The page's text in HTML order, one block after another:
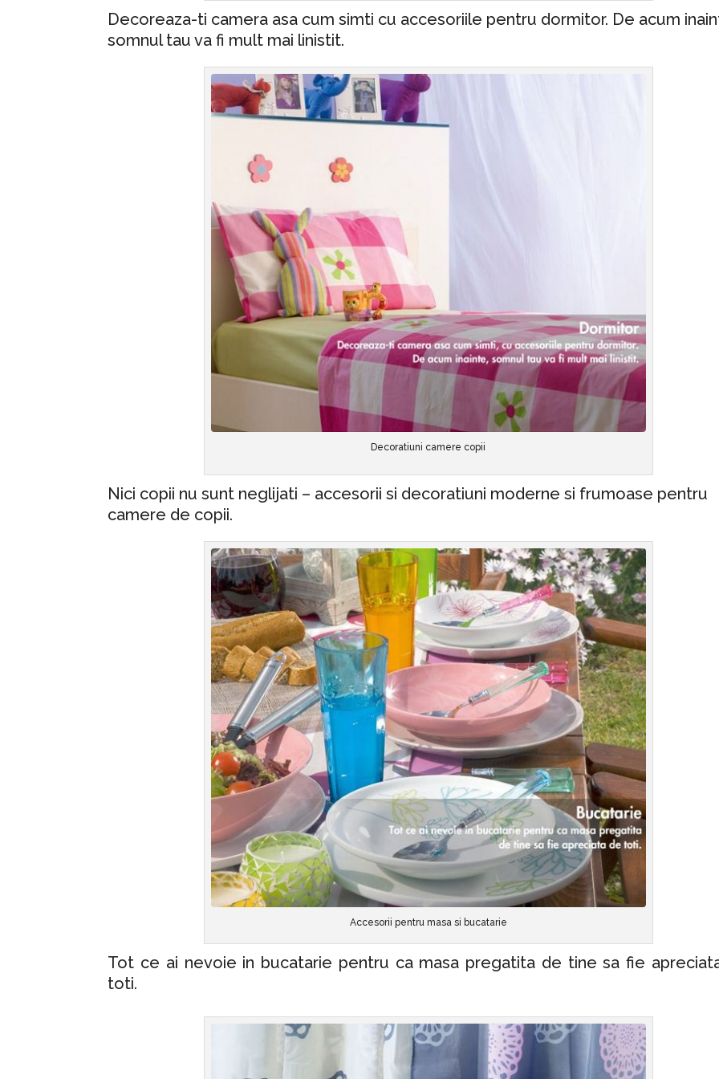
Decoreaza-ti camera asa cum simti cu accesoriile pentru dormitor. De acum
somnul tau va fi mult mai linistit.
Decoratiuni camere copii
Nici copii nu sunt neglijati – accesorii si decoratiuni moderne si frumoase pentru
camere de copii.
Accesorii pentru masa si bucatarie
Tot ce ai nevoie in bucatarie pentru ca masa pregatita de tine sa fie
toti.